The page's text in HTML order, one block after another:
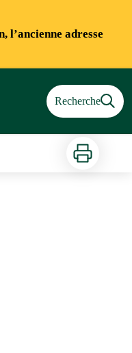
l’ancienne adresse
Recherche
Imprimer